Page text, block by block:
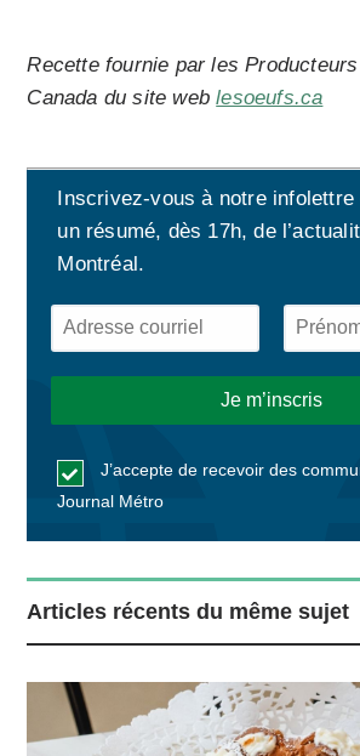
Recette fournie par les
Canada du site weblesoeufs.ca
Inscrivez-vous à notre infolettre
un résumé, dès 17h, de
Montréal.
J’accepte de recevoir des
Journal Métro
Articles récents du même sujet